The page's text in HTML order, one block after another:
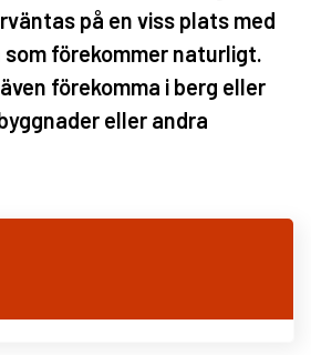
på en viss plats med
förekommer naturligt.
förekomma i berg eller
eller andra